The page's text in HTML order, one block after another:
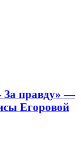
За правду» —
Егоровой